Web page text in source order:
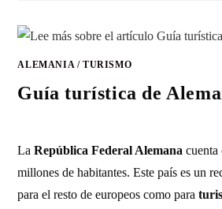
ALEMANIA/TURISMO
Guía turística de
LaRepública Federal Alemana cuenta
millones de habitantes. Este país es un
para el resto de europeos como para